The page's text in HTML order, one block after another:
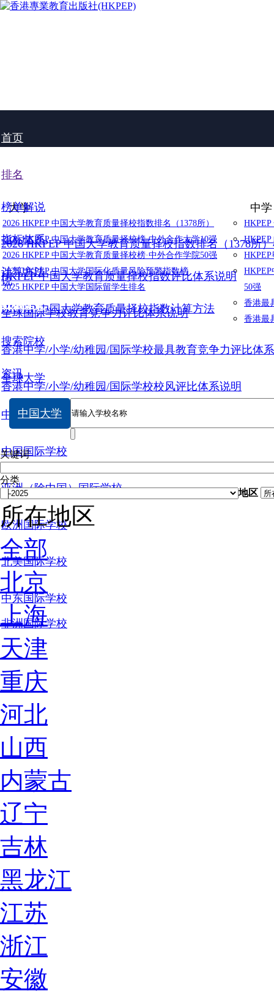
首页
排名
大学
2026 HKPEP 中国大学教育质量择校指数排名（1378所）
2026 HKPEP 中国大学教育质量择校榜·中外合作大学10强
2026 HKPEP 中国大学教育质量择校榜·中外合作学院50强
2025 HKPEP 中国大学国际化质量风险预警指数榜
2025 HKPEP 中国大学国际留学生排名
中学
50强
香港最
香港最
榜单解说
2026 HKPEP 中国大学教育质量择校指数排名（1378所
说
指标体系
HKPEP 中国大学教育质量择校指数评比体系说明
全球国际学校教育竞争力评比体系说明
香港中学/小学/幼稚园/国际学校最具教育竞争力评比体
香港中学/小学/幼稚园/国际学校校风评比体系说明
计算方法
HKPEP 中国大学教育质量择校指数计算方法
数据提交
搜索院校
全球大学
中国大学
中国国际学校
亚洲（除中国）国际学校
欧洲国际学校
北美国际学校
中东国际学校
非洲国际学校
资讯
中国大学
关键词
分类
地区
所在地区
全部
北京
上海
天津
重庆
河北
山西
内蒙古
辽宁
吉林
黑龙江
江苏
浙江
安徽